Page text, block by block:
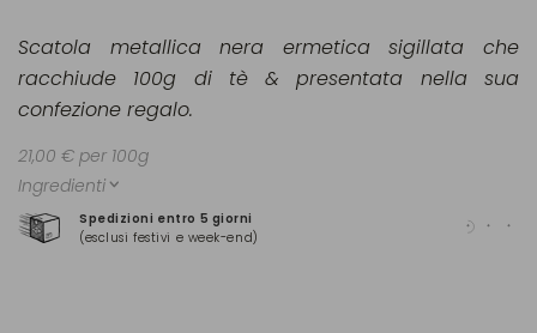
Spedizioni entro 5 giorni
(esclusi festivi e week-end)
Scatola metallica nera ermetica sigillata che
racchiude 100g di tè & presentata nella sua
confezione regalo.
21,00 € per 100g
Ingredienti